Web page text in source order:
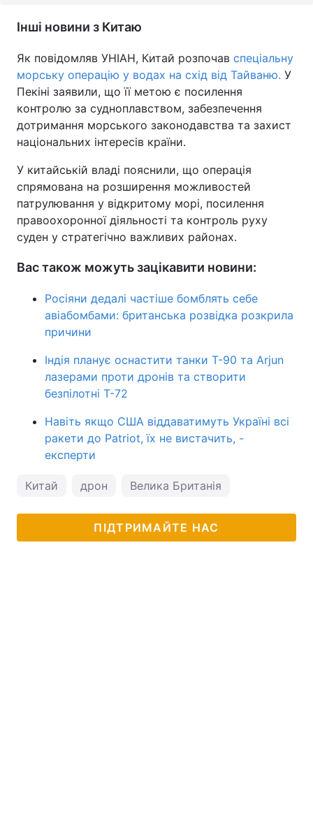
Інші новини з Китаю
Як повідомляв УНІАН, Китай розпочав спеціальну
морську операцію у водах на схід від Тайваню. У
Пекіні заявили, що її метою є посилення
контролю за судноплавством, забезпечення
дотримання морського законодавства та захист
національних інтересів країни.
У китайській владі пояснили, що операція
спрямована на розширення можливостей
патрулювання у відкритому морі, посилення
правоохоронної діяльності та контроль руху
суден у стратегічно важливих районах.
Вас також можуть зацікавити новини:
Росіяни дедалі частіше бомблять себе
авіабомбами: британська розвідка розкрила
причини
Індія планує оснастити танки Т-90 та Arjun
лазерами проти дронів та створити
безпілотні Т-72
Навіть якщо США віддаватимуть Україні всі
ракети до Patriot, їх не вистачить, -
експерти
Китай дрон Велика Британія
ПІДТРИМАЙТЕ НАС